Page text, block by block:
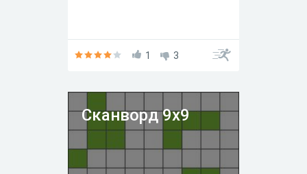
1 3
Сканворд 9х9